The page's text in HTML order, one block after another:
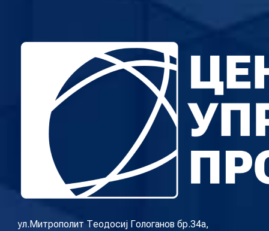
ул.Митрополит Теодосиј Гологанов бр.34а,